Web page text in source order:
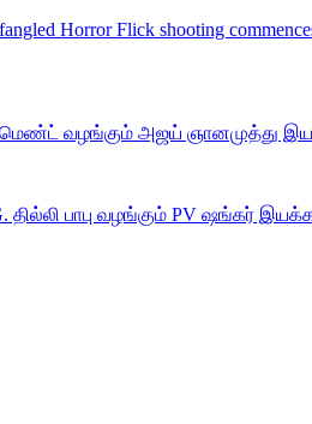
Horror Flick shooting
வழங்கும் அஜய் ஞானமுத்து
தில்லி பாபு வழங்கும் PV ஷங்கர்